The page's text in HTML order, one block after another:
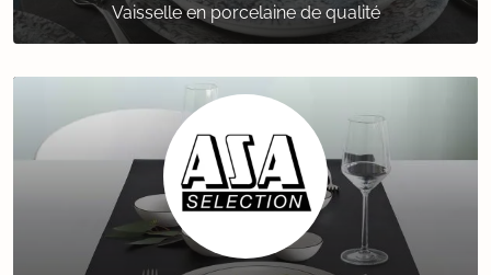
Vaisselle en porcelaine de qualité